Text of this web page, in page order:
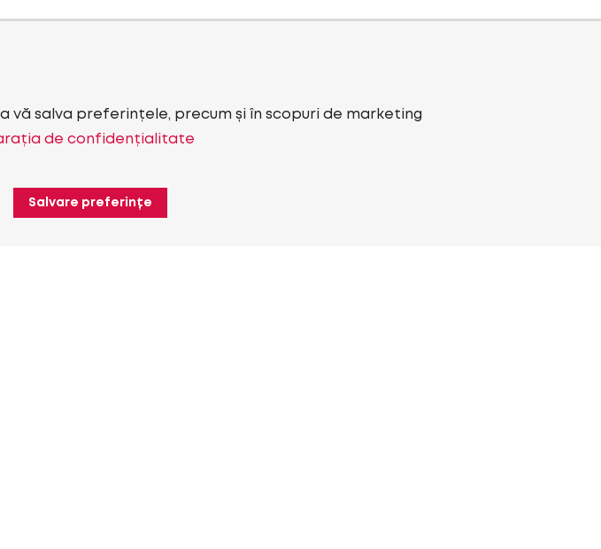
vă salva preferințele, precum și în scopuri de marketing
de confidențialitate
Salvare preferințe